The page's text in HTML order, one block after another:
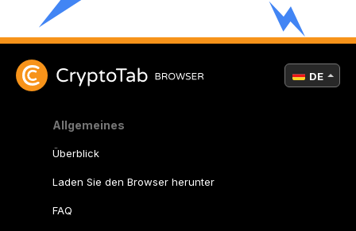
Allgemeines
Überblick
Laden Sie den Browser herunter
FAQ
DE